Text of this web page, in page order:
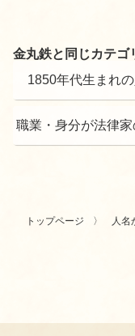
金丸鉄と同じカテゴ
1850年代生まれ
職業・身分が法律家
トップページ 人名